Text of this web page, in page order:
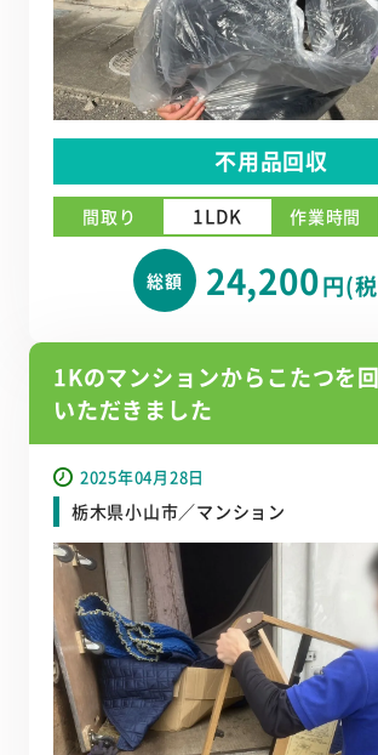
不用品回収
間取り 1LDK 作業時間
総額 24,200円(
1Kのマンションからこたつを
いただきました
2025年04月28日
栃木県小山市／マンション